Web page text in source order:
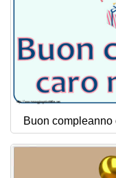
Buon